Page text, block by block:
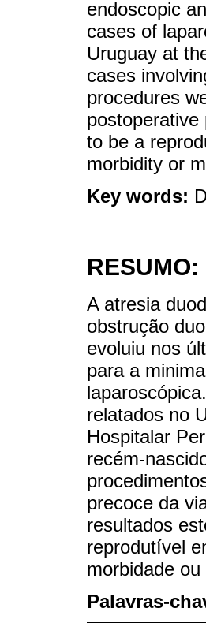
endoscopic
cases of
Uruguay at
cases
procedures
to be a
morbidity or
Key words:
RESUMO:
A atresia
obstrução
evoluiu nos
para a
relatados no
Hospitalar
recém-
precoce da
resultados
reprodutível
morbidade
Palavras-